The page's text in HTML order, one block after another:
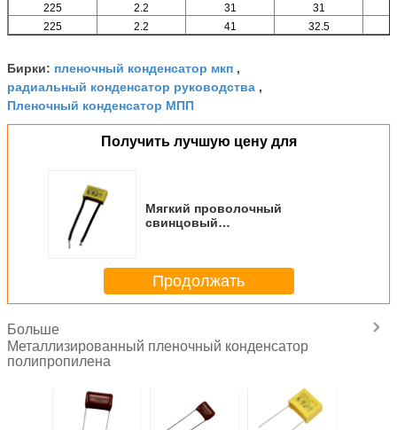
225
2.2 31
31
225
2.2 41 32.5
Бирки: пленочный конденсатор мкп ,
радиальный конденсатор руководства ,
Пленочный конденсатор МПП
Получить лучшую цену для
Мягкий проволочный
свинцовый
конденсатор X2 MKP пленочный
конденсатор
Продолжать
Больше
Металлизированный пленочный конденсатор
полипропилена